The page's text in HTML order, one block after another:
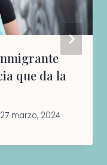
que da la
27 marzo, 2024